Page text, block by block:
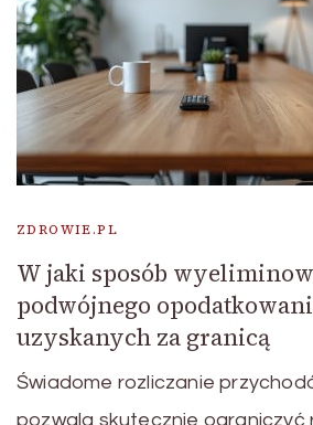
ZDROWIE.PL
W jaki sposób
podwójnego
uzyskanych za granicą
Świadome rozliczanie
pozwala skutecznie ograniczyć